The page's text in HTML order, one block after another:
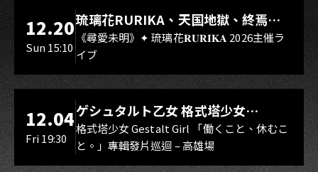
LIVE WAREHOUSE 小庫
12.20
Sun 15:10
琉璃花RURIKA、天国地獄、終焉
Rebirth、DUALIA、無我夢中、花奏
スマイル（O.A.）
《尋愛未明》✦ 琉璃花𝐑𝐔𝐑𝐈𝐊𝐀 2026主催ラ
イブ
LIVE WAREHOUSE 小庫
12.04
Fri 19:30
ゲシュタルト乙女 格式塔少女
Gestalt Girl
格式塔少女 Gestalt Girl 「働くこと、休むこ
と。」專輯發片巡迴 – 高雄場